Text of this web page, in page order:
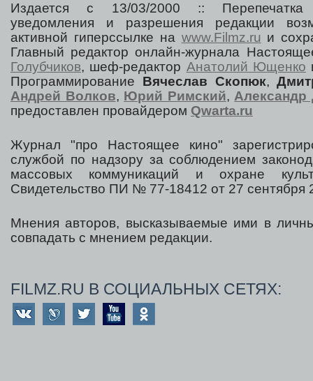
Издается с 13/03/2000 :: Перепечатка
уведомления и разрешения редакции
активной гиперссылке на www.Filmz.ru и
Главный редактор онлайн-журнала
Голубчиков, шеф-редактор Анатолий Ющенко
Программирование Вячеслав Скопюк,
Андрей Волков, Юрий Римский,Александр
предоставлен провайдером Qwarta.ru
Журнал "про Настоящее кино"
службой по надзору за соблюдением
массовых коммуникаций и охране
Свидетельство ПИ № 77-18412 от 27 сентября
Мнения авторов, высказываемые ими в
совпадать с мнением редакции.
FILMZ.RU В СОЦИАЛЬНЫХ СЕТЯХ: